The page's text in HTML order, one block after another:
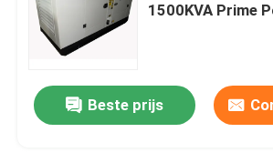
Huis
1500KVA Prime
Beste prijs